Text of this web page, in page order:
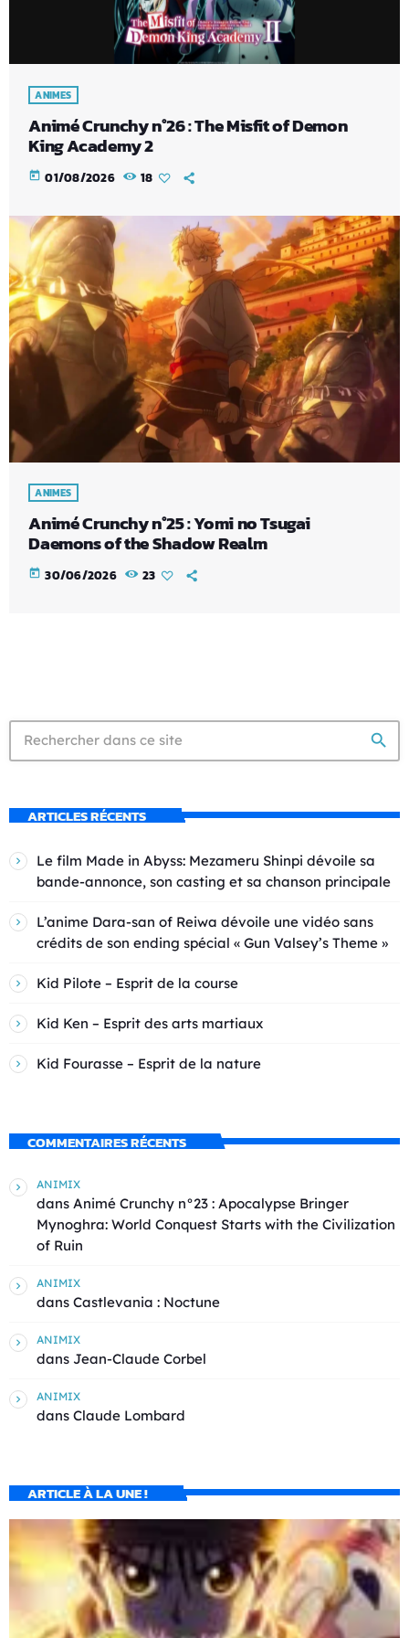
ANIMES
Animé Crunchy n°26 : The Misfit of Demon
King Academy 2
today 01/08/2026 18
ANIMES
Animé Crunchy n°25 : Yomi no Tsugai
Daemons of the Shadow Realm
today 30/06/2026 23
search
ARTICLES RÉCENTS
Le film Made in Abyss: Mezameru Shinpi dévoile sa
bande-annonce, son casting et sa chanson principale
L’anime Dara-san of Reiwa dévoile une vidéo sans
crédits de son ending spécial « Gun Valsey’s Theme »
Kid Pilote – Esprit de la course
Kid Ken – Esprit des arts martiaux
Kid Fourasse – Esprit de la nature
COMMENTAIRES RÉCENTS
ANIMIX
dans Animé Crunchy n°23 : Apocalypse Bringer
Mynoghra: World Conquest Starts with the Civilization
of Ruin
ANIMIX
dans Castlevania : Noctune
ANIMIX
dans Jean-Claude Corbel
ANIMIX
dans Claude Lombard
ARTICLE À LA UNE !